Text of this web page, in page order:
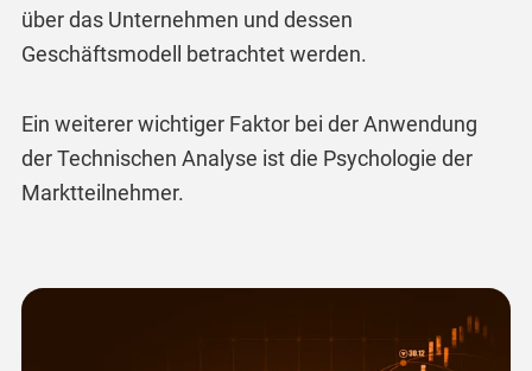
über das Unternehmen und dessen
Geschäftsmodell betrachtet werden.
Ein weiterer wichtiger Faktor bei der Anwendung
der Technischen Analyse ist die Psychologie der
Marktteilnehmer.